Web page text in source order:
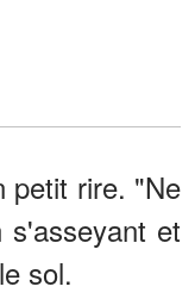
petit rire. "Ne
s'asseyant et
sol.